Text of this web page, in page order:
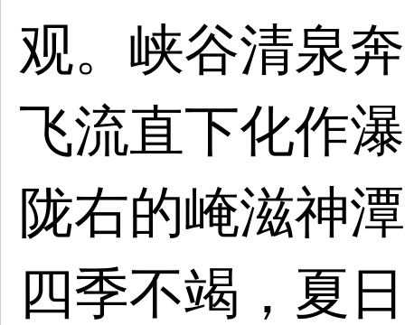
观。峡谷清泉
飞流直下化作
陇右的崦滋神
四季不竭，夏